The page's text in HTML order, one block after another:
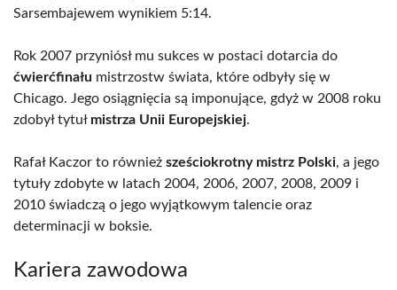
Sarsembajewem wynikiem 5:14.
Rok 2007 przyniósł mu sukces w postaci dotarcia do
ćwierćfinału mistrzostw świata, które odbyły się w
Chicago. Jego osiągnięcia są imponujące, gdyż w 2008 roku
zdobył tytuł mistrza Unii Europejskiej.
Rafał Kaczor to również sześciokrotny mistrz Polski, a jego
tytuły zdobyte w latach 2004, 2006, 2007, 2008, 2009 i
2010 świadczą o jego wyjątkowym talencie oraz
determinacji w boksie.
Kariera zawodowa